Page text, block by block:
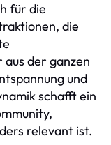
für die
die
der ganzen
und
schafft ein
relevant ist.